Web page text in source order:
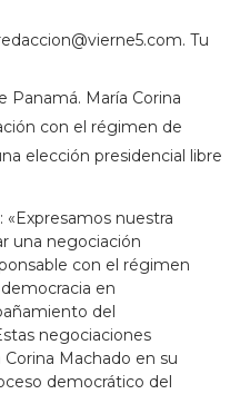
. Tu
María Corina
con el régimen de
elección presidencial libre
nuestra
una negociación
con el régimen
en
del
negociaciones
Corina Machado en su
democrático del